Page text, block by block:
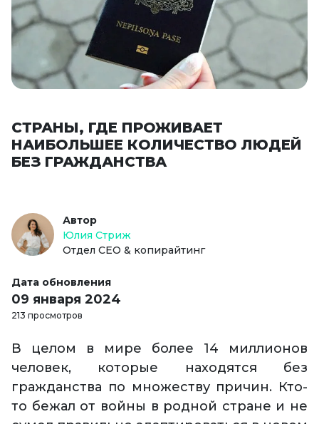
СТРАНЫ, ГДЕ ПРОЖИВАЕТ
НАИБОЛЬШЕЕ КОЛИЧЕСТВО ЛЮДЕЙ
БЕЗ ГРАЖДАНСТВА
Автор
Юлия Стриж
Отдел СЕО & копирайтинг
Дата обновления
09 января 2024
213 просмотров
В целом в мире более 14 миллионов
человек, которые находятся без
гражданства по множеству причин. Кто-
то бежал от войны в родной стране и не